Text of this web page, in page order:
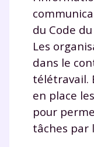
du Code
Les
dans le
télétravail.
en place
pour
tâches par